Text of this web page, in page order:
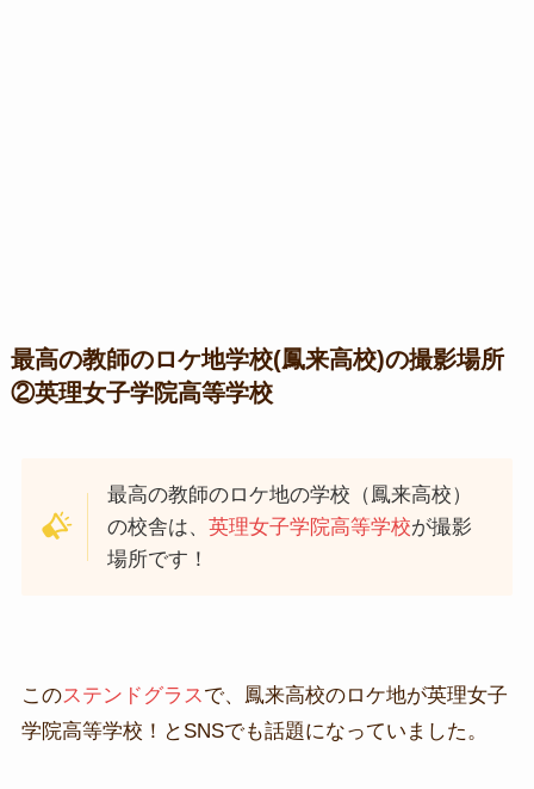
最高の教師のロケ地学校(鳳来高校)の撮影場所
②英理女子学院高等学校
最高の教師のロケ地の学校（鳳来高校）
の校舎は、英理女子学院高等学校が撮影
場所です！
このステンドグラスで、鳳来高校のロケ地が英理女子
学院高等学校！とSNSでも話題になっていました。